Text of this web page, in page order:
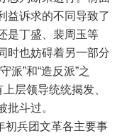
益诉求的不同导致了
是丁盛、裴周玉等
时也妨碍着另一部分
派”和“造反派”之
层领导统统揭发、
批斗过。
初兵团文革各主要事